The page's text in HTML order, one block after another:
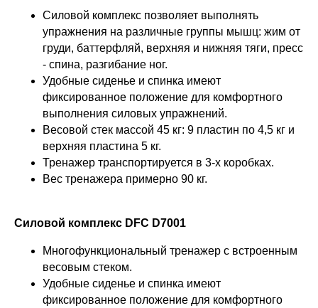
Силовой комплекс позволяет выполнять
упражнения на различные группы мышц: жим от
груди, баттерфляй, верхняя и нижняя тяги, пресс
- спина, разгибание ног.
Удобные сиденье и спинка имеют
фиксированное положение для комфортного
выполнения силовых упражнений.
Весовой стек массой 45 кг: 9 пластин по 4,5 кг и
верхняя пластина 5 кг.
Тренажер транспортируется в 3-х коробках.
Вес тренажера примерно 90 кг.
Силовой комплекс DFC D7001
Многофункциональный тренажер с встроенным
весовым стеком.
Удобные сиденье и спинка имеют
фиксированное положение для комфортного